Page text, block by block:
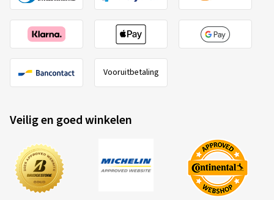
Vooruitbetaling
Veilig en goed winkelen